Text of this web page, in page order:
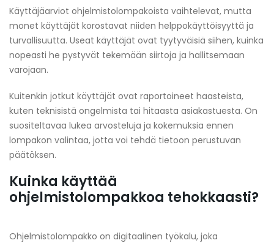
Käyttäjäarviot ohjelmistolompakoista vaihtelevat, mutta
monet käyttäjät korostavat niiden helppokäyttöisyyttä ja
turvallisuutta. Useat käyttäjät ovat tyytyväisiä siihen, kuinka
nopeasti he pystyvät tekemään siirtoja ja hallitsemaan
varojaan.
Kuitenkin jotkut käyttäjät ovat raportoineet haasteista,
kuten teknisistä ongelmista tai hitaasta asiakastuesta. On
suositeltavaa lukea arvosteluja ja kokemuksia ennen
lompakon valintaa, jotta voi tehdä tietoon perustuvan
päätöksen.
Kuinka käyttää
ohjelmistolompakkoa tehokkaasti?
Ohjelmistolompakko on digitaalinen työkalu, joka